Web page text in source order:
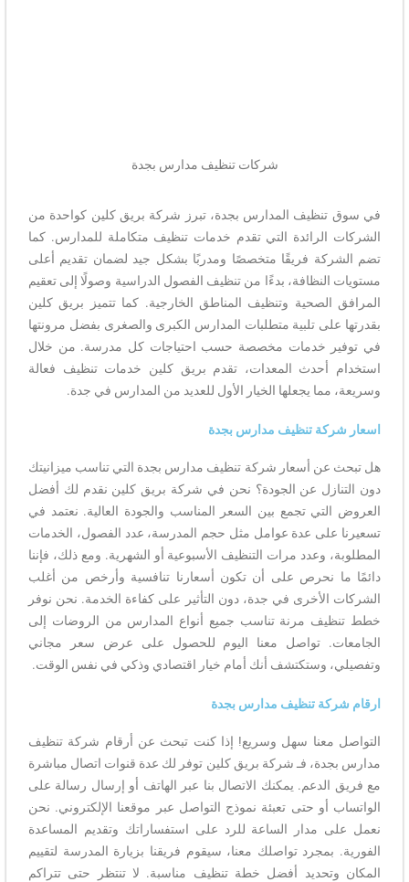
شركات تنظيف مدارس بجدة
في سوق تنظيف المدارس بجدة، تبرز شركة بريق كلين كواحدة من
الشركات الرائدة التي تقدم خدمات تنظيف متكاملة للمدارس. كما
تضم الشركة فريقًا متخصصًا ومدربًا بشكل جيد لضمان تقديم أعلى
مستويات النظافة، بدءًا من تنظيف الفصول الدراسية وصولًا إلى تعقيم
المرافق الصحية وتنظيف المناطق الخارجية. كما تتميز بريق كلين
بقدرتها على تلبية متطلبات المدارس الكبرى والصغرى بفضل مرونتها
في توفير خدمات مخصصة حسب احتياجات كل مدرسة. من خلال
استخدام أحدث المعدات، تقدم بريق كلين خدمات تنظيف فعالة
وسريعة، مما يجعلها الخيار الأول للعديد من المدارس في جدة.
اسعار شركة تنظيف مدارس بجدة
هل تبحث عن أسعار شركة تنظيف مدارس بجدة التي تناسب ميزانيتك
دون التنازل عن الجودة؟ نحن في شركة بريق كلين نقدم لك أفضل
العروض التي تجمع بين السعر المناسب والجودة العالية. نعتمد في
تسعيرنا على عدة عوامل مثل حجم المدرسة، عدد الفصول، الخدمات
المطلوبة، وعدد مرات التنظيف الأسبوعية أو الشهرية. ومع ذلك، فإننا
دائمًا ما نحرص على أن تكون أسعارنا تنافسية وأرخص من أغلب
الشركات الأخرى في جدة، دون التأثير على كفاءة الخدمة. نحن نوفر
خطط تنظيف مرنة تناسب جميع أنواع المدارس من الروضات إلى
الجامعات. تواصل معنا اليوم للحصول على عرض سعر مجاني
وتفصيلي، وستكتشف أنك أمام خيار اقتصادي وذكي في نفس الوقت.
ارقام شركة تنظيف مدارس بجدة
التواصل معنا سهل وسريع! إذا كنت تبحث عن أرقام شركة تنظيف
مدارس بجدة، فـ شركة بريق كلين توفر لك عدة قنوات اتصال مباشرة
مع فريق الدعم. يمكنك الاتصال بنا عبر الهاتف أو إرسال رسالة على
الواتساب أو حتى تعبئة نموذج التواصل عبر موقعنا الإلكتروني. نحن
نعمل على مدار الساعة للرد على استفساراتك وتقديم المساعدة
الفورية. بمجرد تواصلك معنا، سيقوم فريقنا بزيارة المدرسة لتقييم
المكان وتحديد أفضل خطة تنظيف مناسبة. لا تنتظر حتى تتراكم